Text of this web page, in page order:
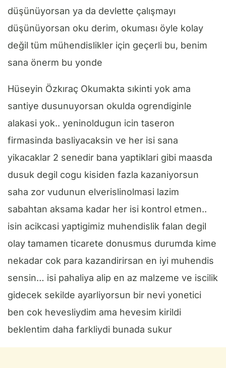
düşünüyorsan ya da devlette çalışmayı
düşünüyorsan oku derim, okuması öyle kolay
değil tüm mühendislikler için geçerli bu, benim
sana önerm bu yonde
Hüseyin Özkıraç Okumakta sıkinti yok ama
santiye dusunuyorsan okulda ogrendiginle
alakasi yok.. yeninoldugun icin taseron
firmasinda basliyacaksin ve her isi sana
yikacaklar 2 senedir bana yaptiklari gibi maasda
dusuk degil cogu kisiden fazla kazaniyorsun
saha zor vudunun elverislinolmasi lazim
sabahtan aksama kadar her isi kontrol etmen..
isin acikcasi yaptigimiz muhendislik falan degil
olay tamamen ticarete donusmus durumda kime
nekadar cok para kazandirirsan en iyi muhendis
sensin… isi pahaliya alip en az malzeme ve iscilik
gidecek sekilde ayarliyorsun bir nevi yonetici
ben cok hevesliydim ama hevesim kirildi
beklentim daha farkliydi bunada sukur